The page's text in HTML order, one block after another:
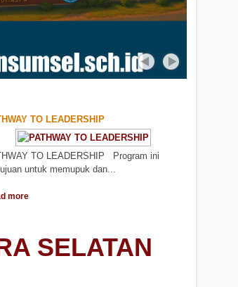
TO LEADERSHIP
TO LEADERSHIP Program ini
untuk memupuk dan...
more
SELATAN